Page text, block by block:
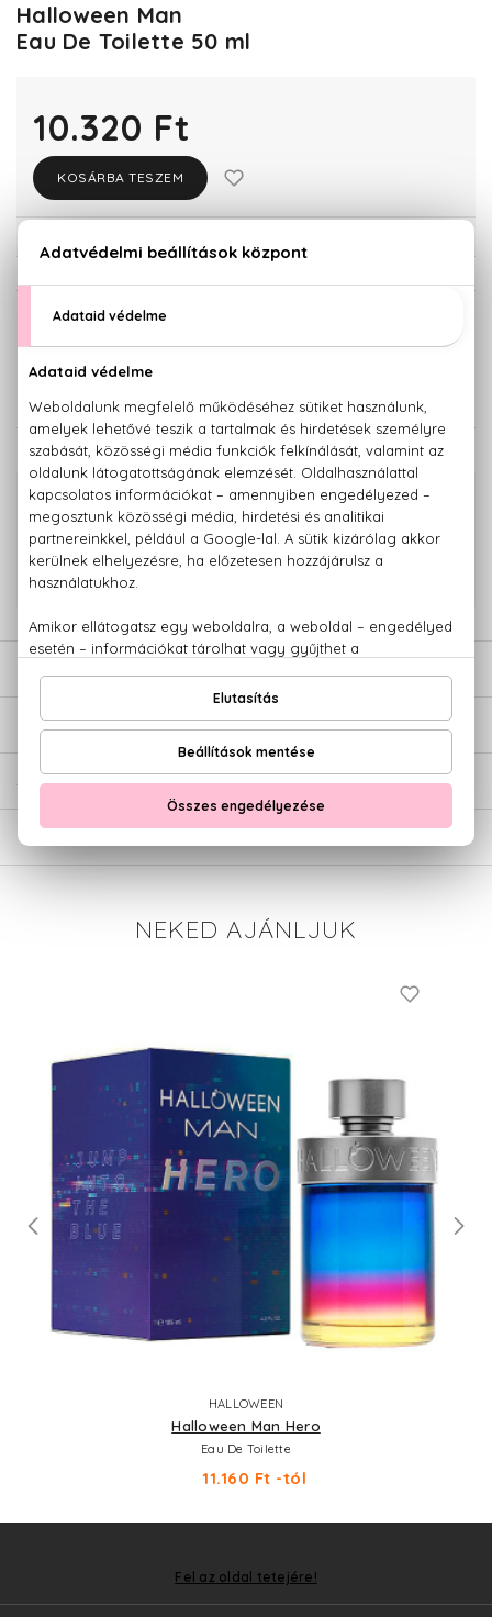
Halloween Man
Eau De Toilette 50 ml
10.320 Ft
KOSÁRBA TESZEM
KISZERELÉS KIVÁLASZTÁSA
KAPCSOLÓDÓ TERMÉKEK
100% eredeti termékek,14 napos visszaküldési garanciával
Kérdésed van, elakadtál? Hívd ügyfélszolgálatunkat: +36 20
779 1926
ÉRTÉKELÉSEK (0)
SZÁLLÍTÁS
NEKED AJÁNLJUK
HALLOWEEN
Halloween Man Hero
Eau De Toilette
11.160 Ft -tól
Fel az oldal tetejére!